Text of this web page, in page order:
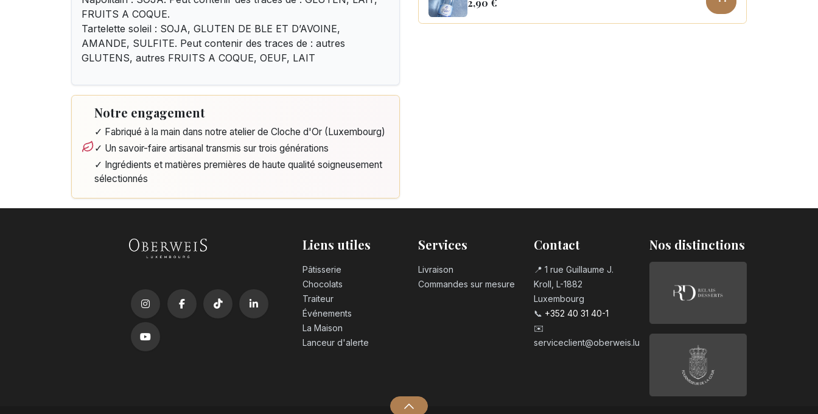
FRUITS A COQUE.
Tartelette soleil : SOJA, GLUTEN DE BLE ET D’AVOINE,
AMANDE, SULFITE. Peut contenir des traces de : autres
GLUTENS, autres FRUITS A COQUE, OEUF, LAIT
Notre engagement
✓ Fabriqué à la main dans notre atelier de Cloche d'Or (Luxembourg)
✓ Un savoir-faire artisanal transmis sur trois générations
✓ Ingrédients et matières premières de haute qualité soigneusement
sélectionnés
Liens utiles
Pâtisserie
Chocolats
Traiteur
Événements
La Maison
Lanceur d'alerte
Services
Livraison
Commandes sur mesure
Contact
📍 1 rue Guillaume J.
Kroll, L-1882
Luxembourg
📞 +352 40 31 40-1
✉️
serviceclient@oberweis.lu
Nos distinctions